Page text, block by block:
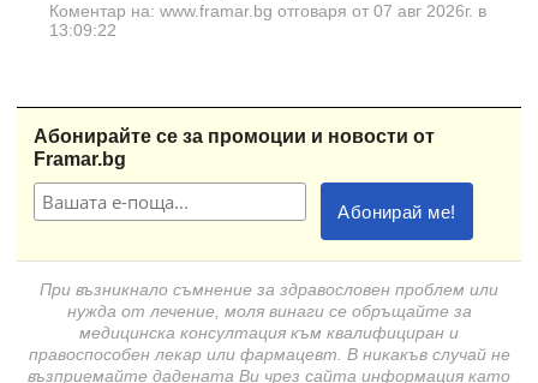
Коментар на: www.framar.bg отговаря от 07 авг 2026г. в
13:09:22
Абонирайте се за промоции и новости от
Framar.bg
При възникнало съмнение за здравословен проблем или
нужда от лечение, моля винаги се обръщайте за
медицинска консултация към квалифициран и
правоспособен лекар или фармацевт. В никакъв случай не
възприемайте дадената Ви чрез сайта информация като